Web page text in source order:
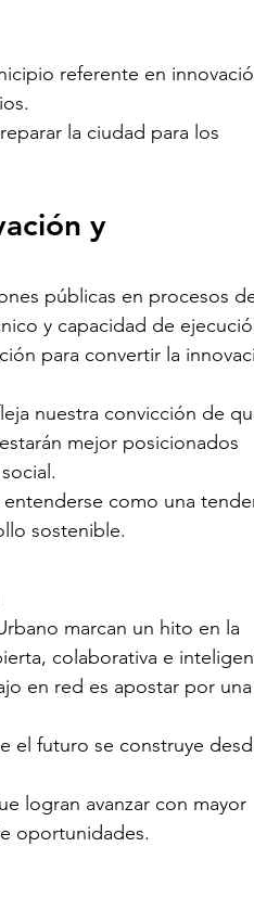
referente en
la ciudad para los
y
públicas en procesos
y capacidad de
para convertir la
nuestra convicción de
mejor posicionados
como una
sostenible.
marcan un hito en la
colaborativa e
en red es apostar por una
el futuro se construye
logran avanzar con mayor
oportunidades.